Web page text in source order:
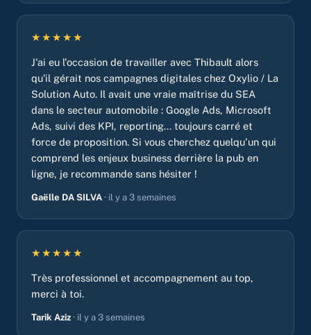
★★★★★
J'ai eu l'occasion de travailler avec Thibault alors
qu'il gérait nos campagnes digitales chez Oxylio / La
Solution Auto. Il avait une vraie maîtrise du SEA
dans le secteur automobile : Google Ads, Microsoft
Ads, suivi des KPI, reporting... toujours carré et
force de proposition. Si vous cherchez quelqu'un qui
comprend les enjeux business derrière la pub en
ligne, je recommande sans hésiter !
Gaëlle DA SILVA · il y a 3 semaines
★★★★★
Très professionnel et accompagnement au top,
merci à toi.
Tarik Aziz · il y a 3 semaines